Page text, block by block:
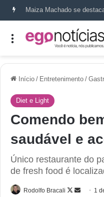
Início / Entretenimento /
Diet e Light
Comendo
saudável e
Único restaurante do
de fresh food é
Rodolfo Bracali 1